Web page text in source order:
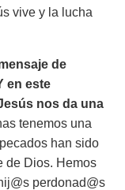
vive y la lucha
de
en este
nos da una
tenemos una
han sido
de Dios. Hemos
perdonad@s